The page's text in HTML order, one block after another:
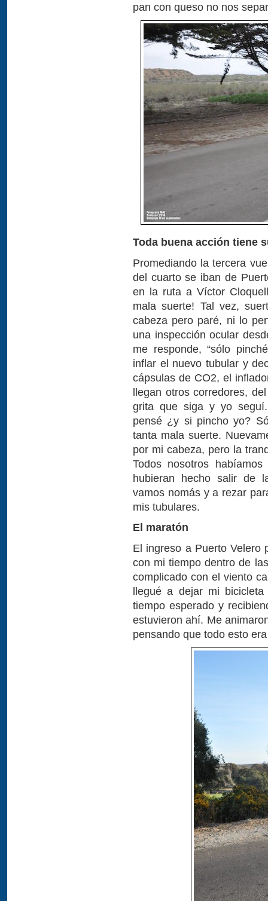
pan con queso no nos
Toda buena acción tiene
Promediando la tercera
del cuarto se iban de
en la ruta a Víctor
mala suerte! Tal vez,
cabeza pero paré, ni lo
una inspección ocular
me responde, “sólo
inflar el nuevo tubular y
cápsulas de CO2, el
llegan otros corredores,
grita que siga y yo
pensé ¿y si pincho yo?
tanta mala suerte.
por mi cabeza, pero la
Todos nosotros
hubieran hecho salir de
vamos nomás y a rezar
mis tubulares.
El maratón
El ingreso a Puerto Velero
con mi tiempo dentro de
complicado con el viento
llegué a dejar mi
tiempo esperado y
estuvieron ahí. Me
pensando que todo esto